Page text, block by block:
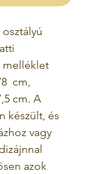
melléklet
cm,
cm. A
készült, és
vagy
azok